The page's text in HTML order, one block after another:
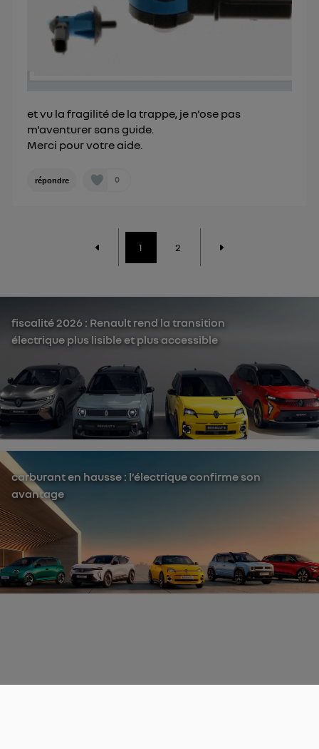
et vu la fragilité de la trappe, je n'ose pas
m'aventurer sans guide.
Merci pour votre aide.
répondre 0
1 2
fiscalité 2026 : Renault rend la transition
électrique plus lisible et plus accessible
carburant en hausse : l’électrique confirme son
avantage